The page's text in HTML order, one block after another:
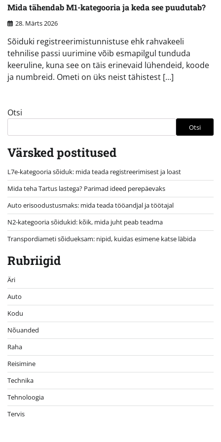
Mida tähendab M1-kategooria ja keda see puudutab?
28. Märts 2026
Sõiduki registreerimistunnistuse ehk rahvakeeli
tehnilise passi uurimine võib esmapilgul tunduda
keeruline, kuna see on täis erinevaid lühendeid, koode
ja numbreid. Ometi on üks neist tähistest […]
Otsi
Otsi
Värsked postitused
L7e-kategooria sõiduk: mida teada registreerimisest ja loast
Mida teha Tartus lastega? Parimad ideed perepäevaks
Auto erisoodustusmaks: mida teada tööandjal ja töötajal
N2-kategooria sõidukid: kõik, mida juht peab teadma
Transpordiameti sõidueksam: nipid, kuidas esimene katse läbida
Rubriigid
Äri
Auto
Kodu
Nõuanded
Raha
Reisimine
Technika
Tehnoloogia
Tervis